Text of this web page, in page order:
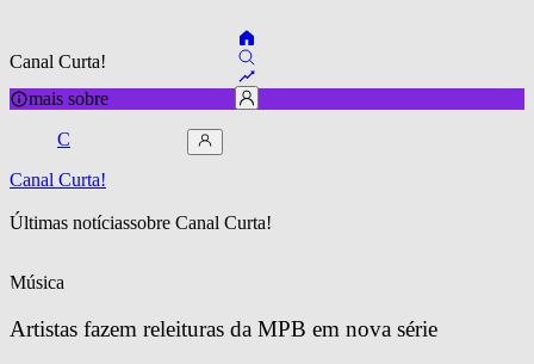
Canal Curta!
mais sobre
C
Canal Curta!
Últimas notíciassobre Canal Curta!
Música
Artistas fazem releituras da MPB em nova série